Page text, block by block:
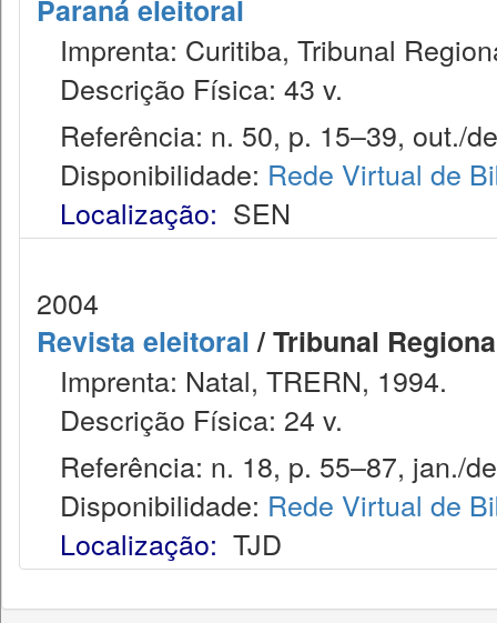
Paraná eleitoral
Imprenta: Curitiba, Tribunal
Descrição Física: 43 v.
Referência: n. 50, p. 15–39, out./
Disponibilidade: Rede Virtual de
Localização: SEN
2004
Revista eleitoral/ Tribunal
Imprenta: Natal, TRERN, 1994.
Descrição Física: 24 v.
Referência: n. 18, p. 55–87, jan./
Disponibilidade: Rede Virtual de
Localização: TJD